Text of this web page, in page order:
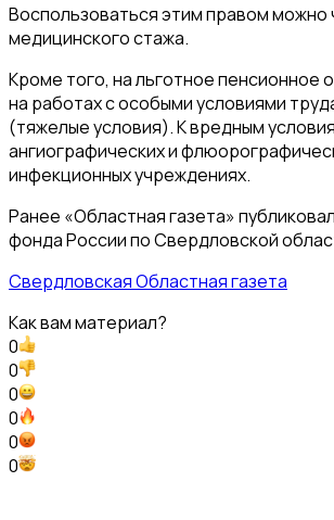
Воспользоваться этим правом
медицинского стажа.
Кроме того, на льготное пенсионное
на работах с особыми условиями
(тяжелые условия). К вредным
ангиографических и
инфекционных учреждениях.
Ранее «Областная газета»
фонда России по Свердловской
Свердловская Областная газета
Как вам материал?
0
0
0
0
0
0